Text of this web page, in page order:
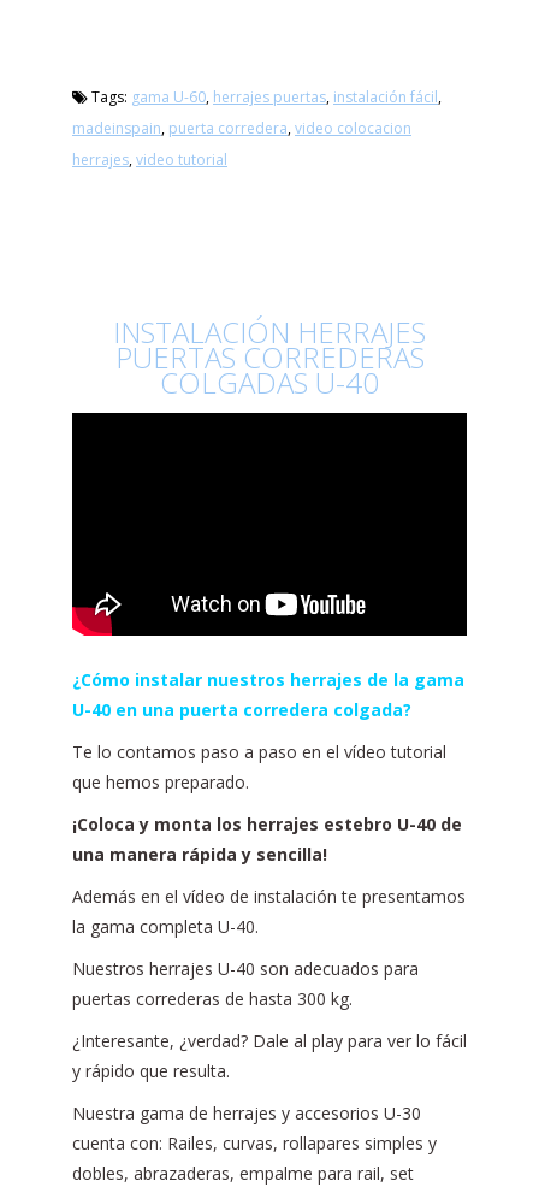
Tags: gama U-60, herrajes puertas, instalación fácil,
madeinspain, puerta corredera,video colocacion
herrajes,video tutorial
INSTALACIÓN HERRAJES
PUERTAS CORREDERAS
COLGADAS U-40
¿Cómo instalar nuestros herrajes de la gama
U-40 en una puerta corredera colgada?
Te lo contamos paso a paso en el vídeo tutorial
que hemos preparado.
¡Coloca y monta los herrajes estebro U-40 de
una manera rápida y sencilla!
Además en el vídeo de instalación te presentamos
la gama completa U-40.
Nuestros herrajes U-40 son adecuados para
puertas correderas de hasta 300 kg.
¿Interesante, ¿verdad? Dale al play para ver lo fácil
y rápido que resulta.
Nuestra gama de herrajes y accesorios U-30
cuenta con: Railes, curvas, rollapares simples y
dobles, abrazaderas, empalme para rail, set